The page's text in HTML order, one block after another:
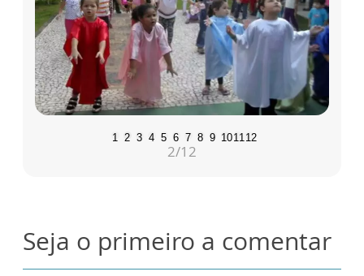
1 2 3 4 5 6 7 8 9 1011 12
2/12
Seja o primeiro a comentar